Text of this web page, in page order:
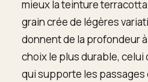
mieux la teinture
grain crée de légères
donnent de la profondeur à
choix le plus durable, celui
qui supporte les passages